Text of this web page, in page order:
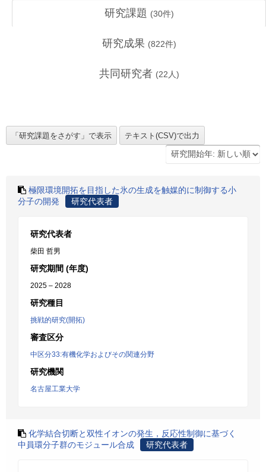
研究課題 (30件)
研究成果 (822件)
共同研究者 (22 人)
極限環境開拓を目指した氷の生成を触媒的に制御する小
分子の開発
研究代表者
研究代表者
柴田 哲男
研究期間 (年度)
2025 – 2028
研究種目
挑戦的研究(開拓)
審査区分
中区分33:有機化学およびその関連分野
研究機関
名古屋工業大学
化学結合切断と双性イオンの発生，反応性制御に基づく
中員環分子群のモジュール合成
研究代表者